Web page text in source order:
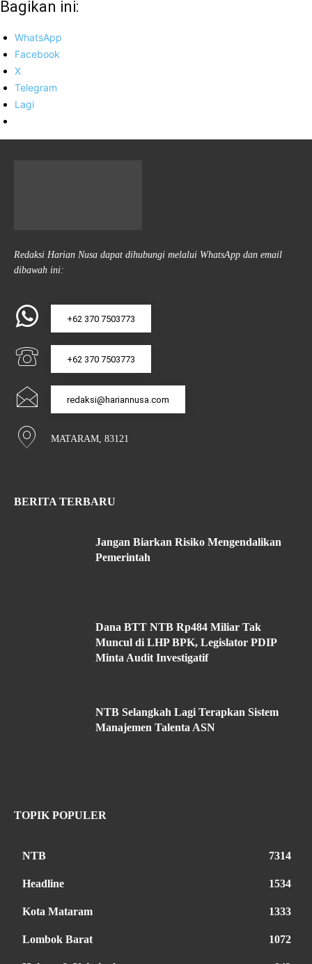
Bagikan ini:
WhatsApp
Facebook
X
Telegram
Lagi
Redaksi Harian Nusa dapat dihubungi melalui WhatsApp dan email
dibawah ini:
+62 370 7503773
+62 370 7503773
redaksi@hariannusa.com
MATARAM, 83121
BERITA TERBARU
Jangan Biarkan Risiko Mengendalikan
Pemerintah
Dana BTT NTB Rp484 Miliar Tak
Muncul di LHP BPK, Legislator PDIP
Minta Audit Investigatif
NTB Selangkah Lagi Terapkan Sistem
Manajemen Talenta ASN
TOPIK POPULER
NTB 7314
Headline 1534
Kota Mataram 1333
Lombok Barat 1072